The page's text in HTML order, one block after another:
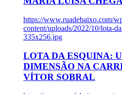
https://www.ruadebaixo.com/
content/uploads/2022/10/lota-
335x256.jpg
LOTA DA ESQUINA:
DIMENSÃO NA
VÍTOR SOBRAL